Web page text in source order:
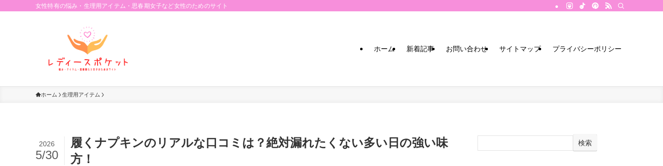
女性特有の悩み・生理用アイテム・思春期女子など女性のためのサイト
ホーム 新着記事 お問い合わせ サイトマップ プライバシーポリシー
ホーム 生理用アイテム
履くナプキンのリアルな口コミは？絶対漏れたくない多い日の強い味
方！
2026
5/30
検索